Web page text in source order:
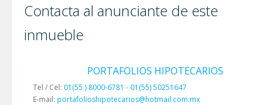
Contacta al anunciante de este
inmueble
PORTAFOLIOS HIPOTECARIOS
Tel / Cel: 01(55 ) 8000-6781 - 01(55) 50251647
E-mail: portafolioshipotecarios@hotmail.com.mx